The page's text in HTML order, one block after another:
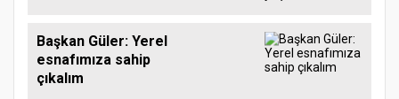
Başkan Güler: Yerel
esnafımıza sahip
çıkalım